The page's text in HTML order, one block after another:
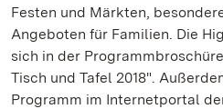
Festen und Märkten,
Angeboten für Familien. Die
sich in der
Tisch und Tafel 2018".
Programm im Internetportal